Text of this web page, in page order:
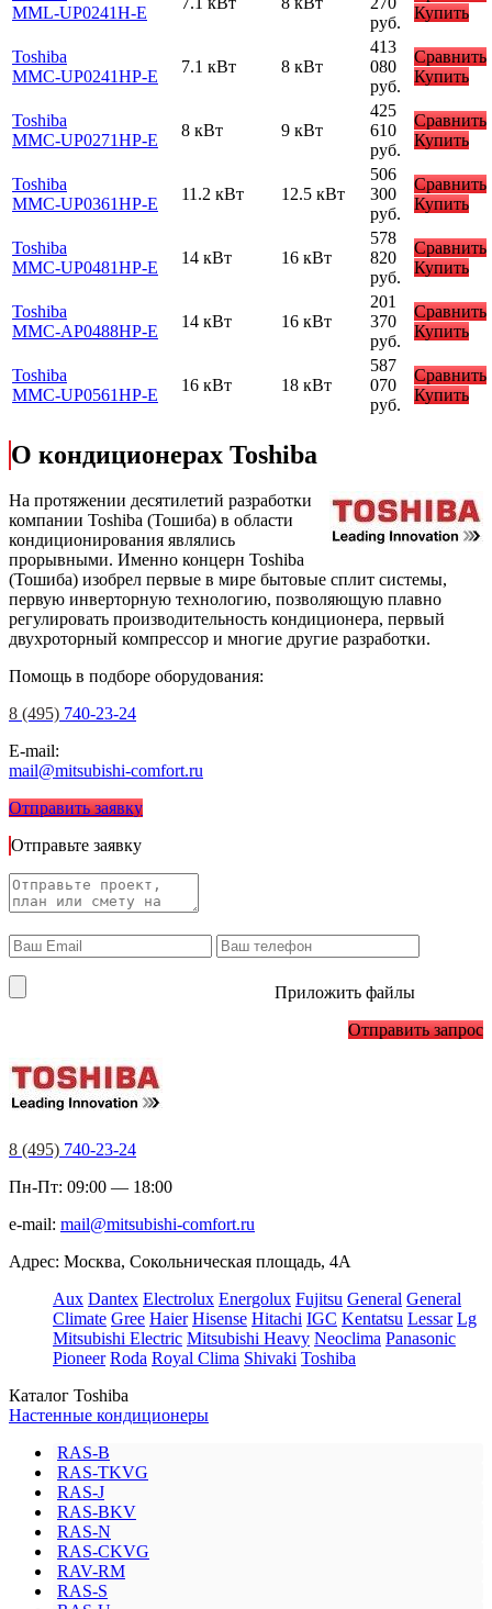
MML-UP0241H-E
руб.
Купить
Toshiba
MMC-UP0241HP-E
7.1 кВт 8 кВт
413
080
руб.
Сравнить
Купить
Toshiba
MMC-UP0271HP-E
8 кВт 9 кВт
425
610
руб.
Сравнить
Купить
Toshiba
MMC-UP0361HP-E
11.2 кВт 12.5 кВт
506
300
руб.
Сравнить
Купить
Toshiba
MMC-UP0481HP-E
14 кВт 16 кВт
578
820
руб.
Сравнить
Купить
Toshiba
MMC-AP0488HP-E
14 кВт 16 кВт
201
370
руб.
Сравнить
Купить
Toshiba
MMC-UP0561HP-E
16 кВт 18 кВт
587
070
руб.
Сравнить
Купить
О кондиционерах Toshiba
На протяжении десятилетий разработки
компании Toshiba (Тошиба) в области
кондиционирования являлись
прорывными. Именно концерн Toshiba
(Тошиба) изобрел первые в мире бытовые сплит системы,
первую инверторную технологию, позволяющую плавно
регулировать производительность кондиционера, первый
двухроторный компрессор и многие другие разработки.
Помощь в подборе оборудования:
8 (495) 740-23-24
E-mail:
mail@mitsubishi-comfort.ru
Отправить заявку
Отправьте заявку
Приложить файлы
Отправить запрос
8 (495) 740-23-24
Пн-Пт: 09:00 — 18:00
e-mail: mail@mitsubishi-comfort.ru
Адрес: Москва, Сокольническая площадь, 4А
Aux Dantex Electrolux Energolux Fujitsu General General
Climate Gree Haier Hisense Hitachi IGC Kentatsu Lessar Lg
Mitsubishi Electric Mitsubishi Heavy Neoclima Panasonic
Pioneer Roda Royal Clima Shivaki Toshiba
Каталог Toshiba
Настенные кондиционеры
RAS-B
RAS-TKVG
RAS-J
RAS-BKV
RAS-N
RAS-CKVG
RAV-RM
RAS-S